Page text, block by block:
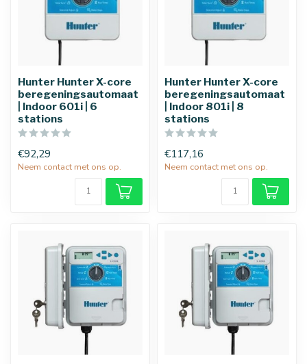
Hunter Hunter X-core
beregeningsautomaat
| Indoor 601i | 6
stations
€92,29
Neem contact met ons op.
Hunter Hunter X-core
beregeningsautomaat
| Indoor 801i | 8
stations
€117,16
Neem contact met ons op.